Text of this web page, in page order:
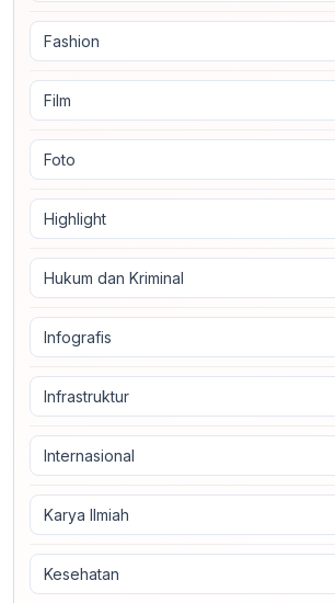
Fashion
Film
Foto
Highlight
Hukum dan Kriminal
Infografis
Infrastruktur
Internasional
Karya Ilmiah
Kesehatan